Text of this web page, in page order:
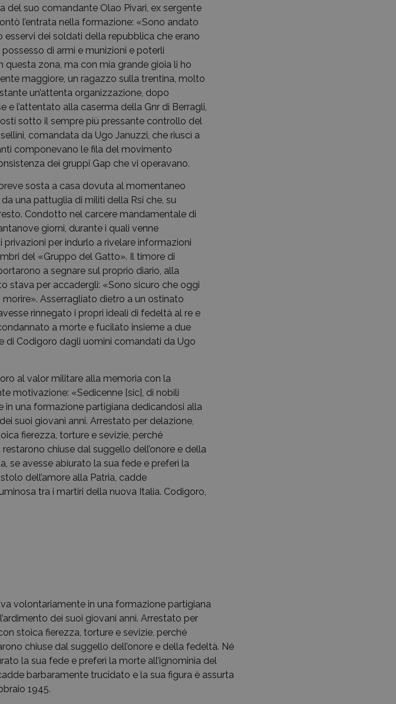
suo comandante Olao Pivari, ex sergente
l’entrata nella formazione: «Sono andato
dei soldati della repubblica che erano
di armi e munizioni e poterli
zona, ma con mia grande gioia li ho
maggiore, un ragazzo sulla trentina, molto
un’attenta organizzazione, dopo
e l’attentato alla caserma della Gnr di Berragli,
sotto il sempre più pressante controllo del
comandata da Ugo Januzzi, che riuscì a
componevano le fila del movimento
dei gruppi Gap che vi operavano.
sosta a casa dovuta al momentaneo
una pattuglia di militi della Rsi che, su
Condotto nel carcere mandamentale di
giorni, durante i quali venne
per indurlo a rivelare informazioni
del «Gruppo del Gatto». Il timore di
a segnare sul proprio diario, alla
stava per accadergli: «Sono sicuro che oggi
Asserragliato dietro a un ostinato
rinnegato i propri ideali di fedeltà al re e
a morte e fucilato insieme a due
di Codigoro dagli uomini comandati da Ugo
al valor militare alla memoria con la
motivazione: «Sedicenne [sic], di nobili
una formazione partigiana dedicandosi alla
suoi giovani anni. Arrestato per delazione,
fierezza, torture e sevizie, perché
chiuse dal suggello dell’onore e della
se avesse abiurato la sua fede e preferì la
dell’amore alla Patria, cadde
tra i martiri della nuova Italia. Codigoro,
volontariamente in una formazione partigiana
dei suoi giovani anni. Arrestato per
stoica fierezza, torture e sevizie, perché
chiuse dal suggello dell’onore e della fedeltà. Né
la sua fede e preferì la morte all’ignominia del
barbaramente trucidato e la sua figura è assurta
1945.